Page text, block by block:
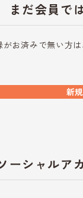
まだ会員で
がお済みで無い方
新
ーシャルア